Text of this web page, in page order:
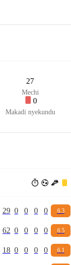
27
Mechi
0
Makadi nyekundu
29 0 0 0 0 6.3
62 0 0 0 0 6.5
18 0 0 0 0 6.1